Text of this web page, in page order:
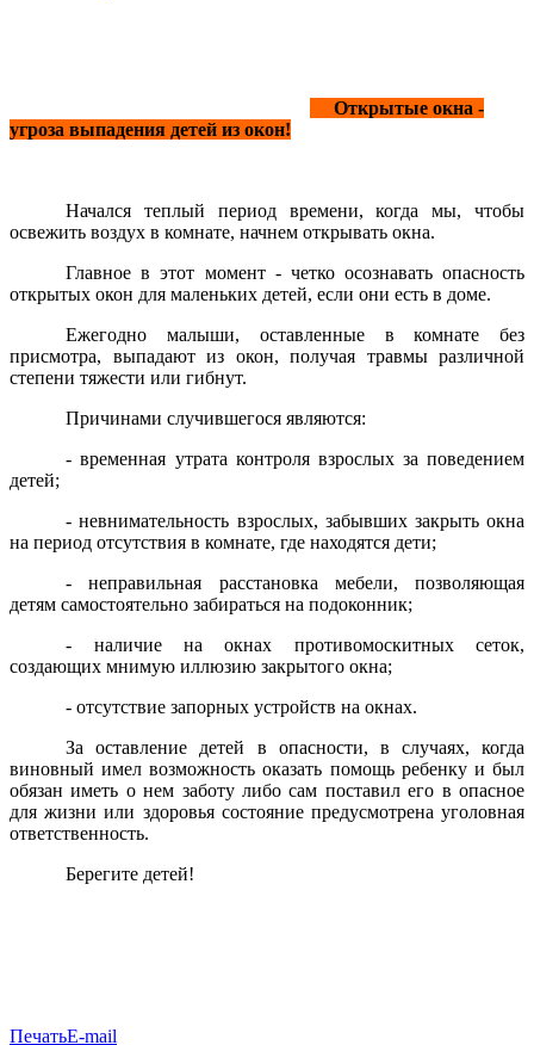
Открытые окна -
угроза выпадения детей из окон!
Начался теплый период времени, когда мы, чтобы
освежить воздух в комнате, начнем открывать окна.
Главное в этот момент - четко осознавать опасность
открытых окон для маленьких детей, если они есть в доме.
Ежегодно малыши, оставленные в комнате без
присмотра, выпадают из окон, получая травмы различной
степени тяжести или гибнут.
Причинами случившегося являются:
- временная утрата контроля взрослых за поведением
детей;
- невнимательность взрослых, забывших закрыть окна
на период отсутствия в комнате, где находятся дети;
- неправильная расстановка мебели, позволяющая
детям самостоятельно забираться на подоконник;
- наличие на окнах противомоскитных сеток,
создающих мнимую иллюзию закрытого окна;
- отсутствие запорных устройств на окнах.
За оставление детей в опасности, в случаях, когда
виновный имел возможность оказать помощь ребенку и был
обязан иметь о нем заботу либо сам поставил его в опасное
для жизни или здоровья состояние предусмотрена уголовная
ответственность.
Берегите детей!
ПечатьE-mail